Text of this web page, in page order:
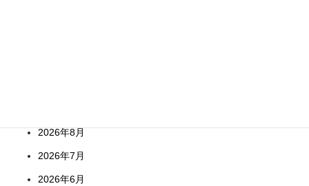
2026年8月
2026年7月
2026年6月